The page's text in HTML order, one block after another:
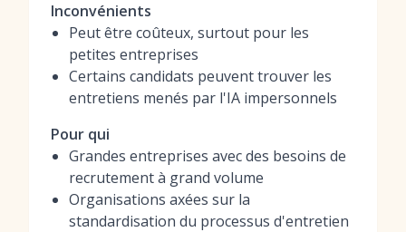
Inconvénients
Peut être coûteux, surtout pour les
petites entreprises
Certains candidats peuvent trouver les
entretiens menés par l'IA impersonnels
Pour qui
Grandes entreprises avec des besoins de
recrutement à grand volume
Organisations axées sur la
standardisation du processus d'entretien